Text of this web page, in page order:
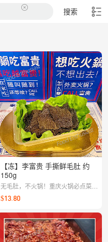
搜索
【冻】李富贵 手撕鲜毛肚 约
150g
无毛肚，不火锅！重庆火锅必点菜，
鲜嫩爽脆。
$13.80